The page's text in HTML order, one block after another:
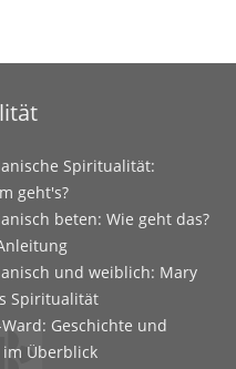
Spiritualität:
geht's?
beten: Wie geht das?
und weiblich: Mary
Spiritualität
Geschichte und
im Überblick